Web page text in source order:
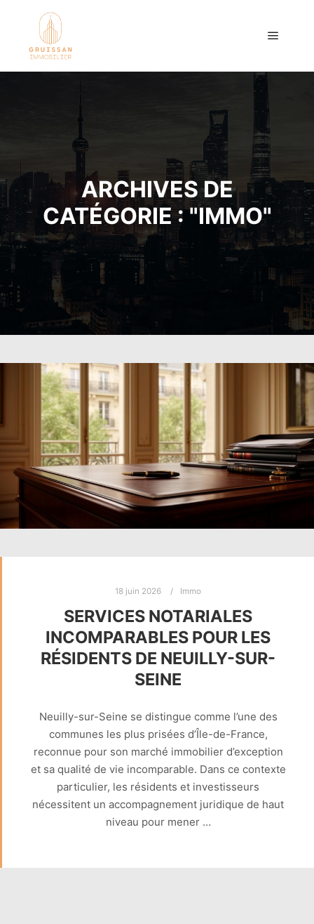
ARCHIVES DE
CATÉGORIE : "IMMO"
18 juin 2026 Immo
SERVICES NOTARIALES
INCOMPARABLES POUR LES
RÉSIDENTS DE NEUILLY-SUR-
SEINE
Neuilly-sur-Seine se distingue comme l’une des
communes les plus prisées d’Île-de-France,
reconnue pour son marché immobilier d’exception
et sa qualité de vie incomparable. Dans ce contexte
particulier, les résidents et investisseurs
nécessitent un accompagnement juridique de haut
niveau pour mener …